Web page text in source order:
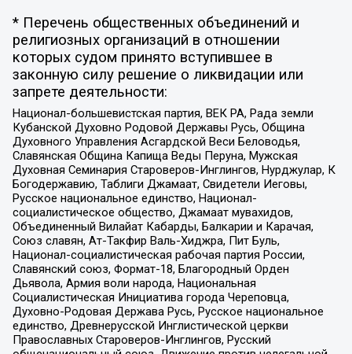
* Перечень общественных объединений и
религиозных организаций в отношении
которых судом принято вступившее в
законную силу решение о ликвидации или
запрете деятельности:
Национал-большевистская партия, ВЕК РА, Рада земли
Кубанской Духовно Родовой Державы Русь, Община
Духовного Управления Асгардской Веси Беловодья,
Славянская Община Капища Веды Перуна, Мужская
Духовная Семинария Староверов-Инглингов, Нурджулар, К
Богодержавию, Таблиги Джамаат, Свидетели Иеговы,
Русское национальное единство, Национал-
социалистическое общество, Джамаат мувахидов,
Объединенный Вилайат Кабарды, Балкарии и Карачая,
Союз славян, Ат-Такфир Валь-Хиджра, Пит Буль,
Национал-социалистическая рабочая партия России,
Славянский союз, Формат-18, Благородный Орден
Дьявола, Армия воли народа, Национальная
Социалистическая Инициатива города Череповца,
Духовно-Родовая Держава Русь, Русское национальное
единство, Древнерусской Инглистической церкви
Православных Староверов-Инглингов, Русский